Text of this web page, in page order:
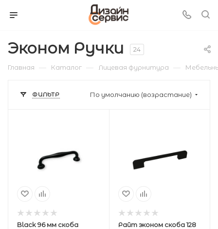
Эконом Ручки 24
Главная — Каталог — Лицевая фурнитура —
ФИЛЬТР По умолчанию (возрастание)
Black 96 мм скоба
Райт эконом скоба 128